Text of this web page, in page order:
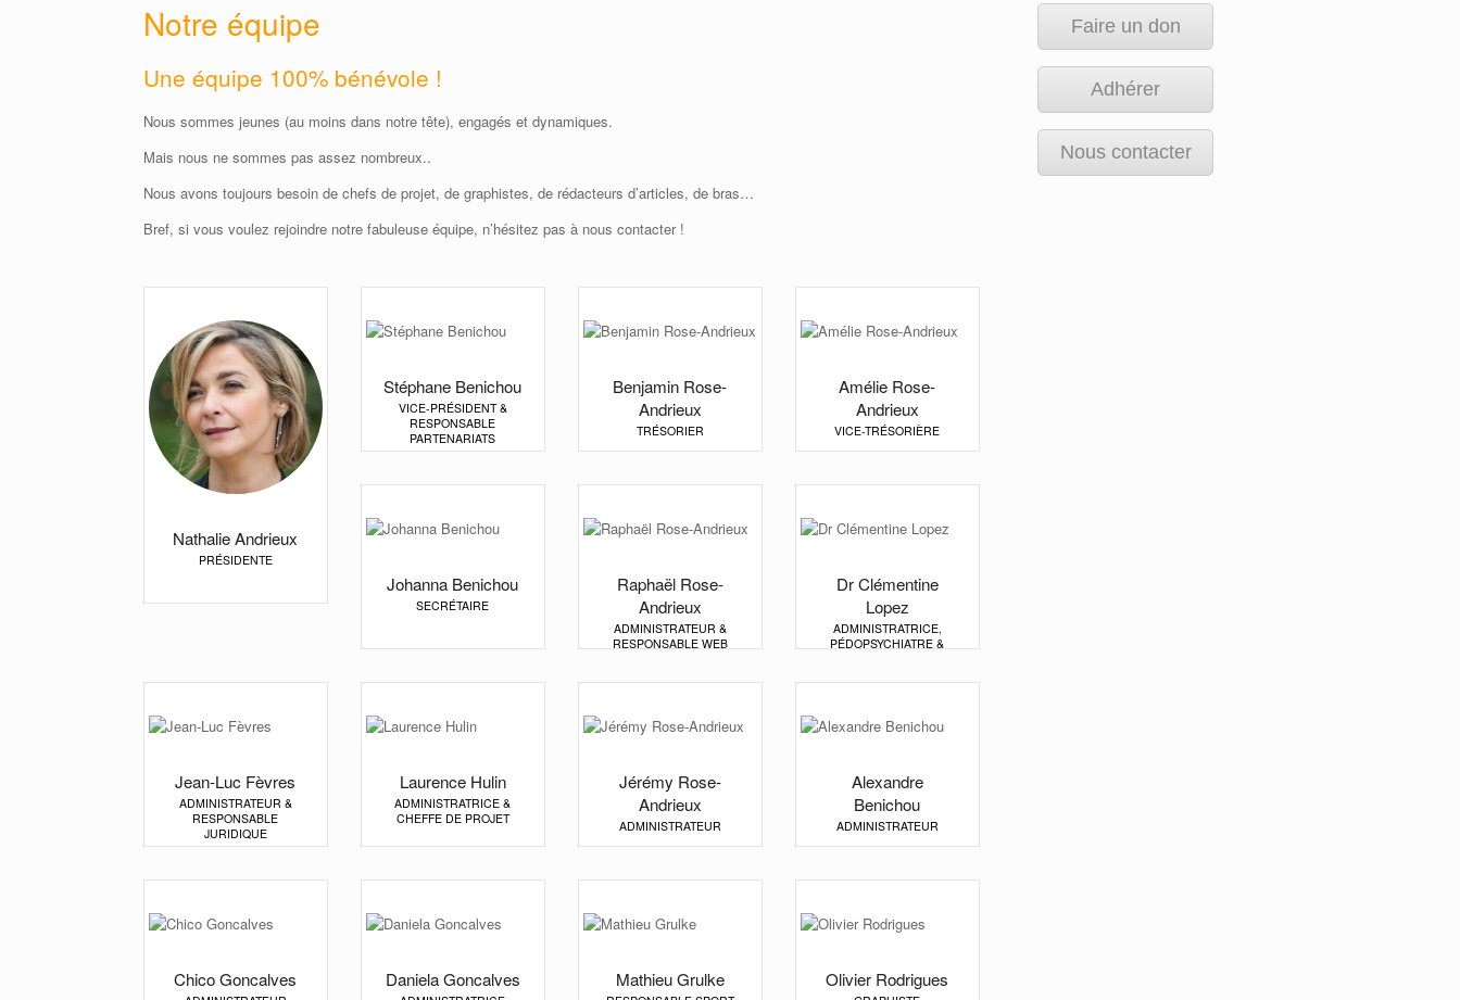
Notre équipe
Une équipe 100% bénévole !
Nous sommes jeunes (au moins dans notre tête), engagés et dynamiques.
Mais nous ne sommes pas assez nombreux..
Nous avons toujours besoin de chefs de projet, de graphistes, de rédacteurs d’articles, de bras…
Bref, si vous voulez rejoindre notre fabuleuse équipe, n’hésitez pas à nous contacter !
Nathalie Andrieux
PRÉSIDENTE
Stéphane Benichou
VICE-PRÉSIDENT &
RESPONSABLE
PARTENARIATS
Benjamin Rose-
Andrieux
TRÉSORIER
Amélie Rose-
Andrieux
VICE-TRÉSORIÈRE
Johanna Benichou
SECRÉTAIRE
Raphaël Rose-
Andrieux
ADMINISTRATEUR &
RESPONSABLE WEB
Dr Clémentine
Lopez
ADMINISTRATRICE,
PÉDOPSYCHIATRE &
Jean-Luc Fèvres
ADMINISTRATEUR &
RESPONSABLE
JURIDIQUE
Laurence Hulin
ADMINISTRATRICE &
CHEFFE DE PROJET
Jérémy Rose-
Andrieux
ADMINISTRATEUR
Alexandre
Benichou
ADMINISTRATEUR
Chico Goncalves Daniela Goncalves Mathieu Grulke Olivier Rodrigues
Faire un don
Adhérer
Nous contacter